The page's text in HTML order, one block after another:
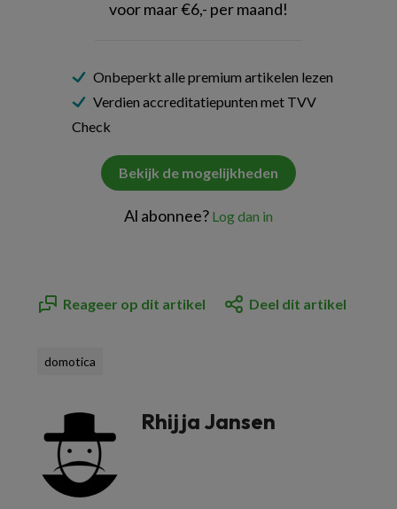
voor maar €6,- per maand!
Onbeperkt alle premium artikelen lezen
Verdien accreditatiepunten met TVV
Check
Bekijk de mogelijkheden
Al abonnee? Log dan in
Reageer op dit artikel Deel dit artikel
domotica
Rhijja Jansen